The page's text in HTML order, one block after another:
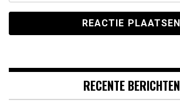
RECENTE BERICHTEN